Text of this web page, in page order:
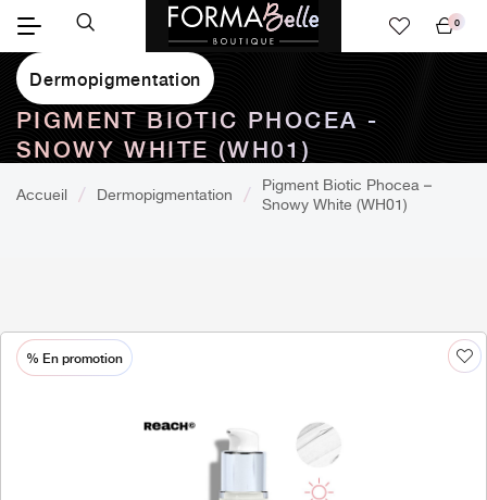
panier
0
Dermopigmentation
PIGMENT BIOTIC PHOCEA -
SNOWY WHITE (WH01)
Accueil Dermopigmentation
Pigment Biotic Phocea –
Snowy White (WH01)
% En promotion